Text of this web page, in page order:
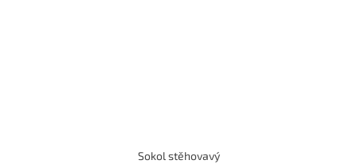
Sokol stěhovavý